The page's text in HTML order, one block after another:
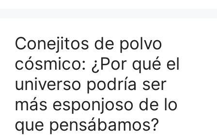
Conejitos de polvo
cósmico: ¿Por qué el
universo podría ser
más esponjoso de lo
que pensábamos?